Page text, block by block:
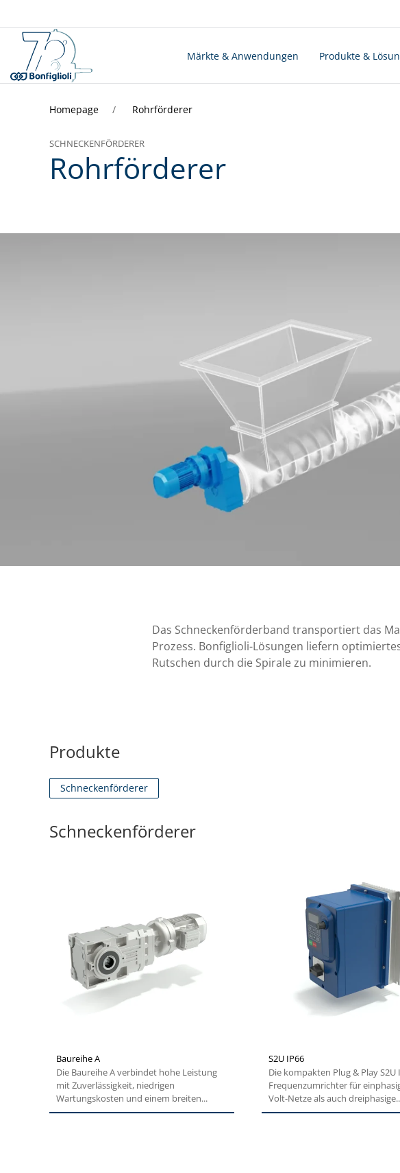
Märkte & Anwendungen Produkte &
Homepage Rohrförderer
SCHNECKENFÖRDERER
Rohrförderer
Das Schneckenförderband transportiert das
Prozess. Bonfiglioli-Lösungen liefern
Rutschen durch die Spirale zu minimieren.
Produkte
Schneckenförderer
Schneckenförderer
Baureihe A
Die Baureihe A verbindet hohe Leistung
mit Zuverlässigkeit, niedrigen
Wartungskosten und einem breiten...
S2U IP66
Die kompakten Plug & Play S2U
Frequenzumrichter für
Volt-Netze als auch